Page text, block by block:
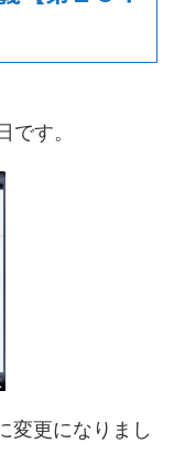
す。
変更になりまし